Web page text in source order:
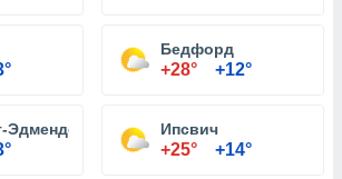
Бедфорд
+28° +12°
Эдмендс Ипсвич
+25° +14°